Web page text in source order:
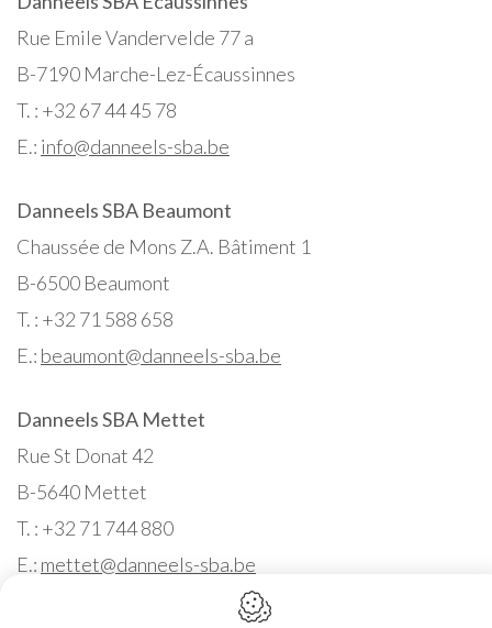
Rue Emile Vandervelde 77 a
B-7190 Marche-Lez-Écaussinnes
T. : +32 67 44 45 78
E.: info@danneels-sba.be
Danneels SBA Beaumont
Chaussée de Mons Z.A. Bâtiment 1
B-6500 Beaumont
T. : +32 71 588 658
E.: beaumont@danneels-sba.be
Danneels SBA Mettet
Rue St Donat 42
B-5640 Mettet
T. : +32 71 744 880
E.: mettet@danneels-sba.be